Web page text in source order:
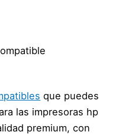
que puedes
las impresoras hp
premium, con